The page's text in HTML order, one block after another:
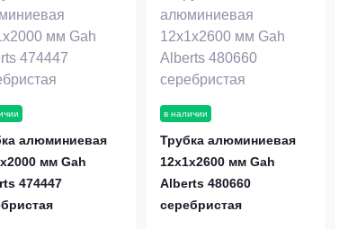
алюминиевая
мм Gah
474447
в наличии
Трубка алюминиевая
12х1х2600 мм Gah
Alberts 480660
серебристая